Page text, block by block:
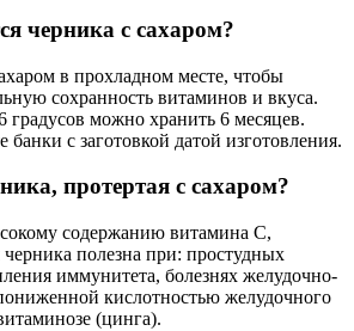
черника с сахаром?
в прохладном месте, чтобы
сохранность витаминов и вкуса.
градусов можно хранить 6 месяцев.
банки с заготовкой датой изготовления.
протертая с сахаром?
содержанию витамина С,
черника полезна при: простудных
иммунитета, болезнях желудочно-
кислотностью желудочного
(цинга).